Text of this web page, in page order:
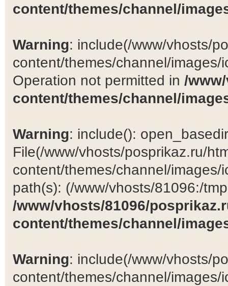
content/themes/channel/
Warning: include(/www/vhosts/
content/themes/channel/
Operation not permitted in /
content/themes/channel/
Warning: include():
File(/www/vhosts/posprikaz.ru/
content/themes/channel/
path(s): (/www/vhosts/81096:/
/www/vhosts/81096/
content/themes/channel/
Warning: include(/www/vhosts/
content/themes/channel/